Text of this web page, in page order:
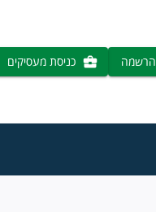
הרשמה כניסת מעסיקים